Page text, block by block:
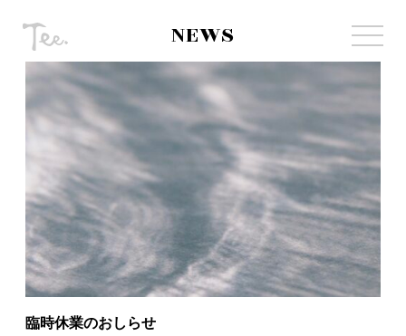
NEWS
臨時休業のおしらせ